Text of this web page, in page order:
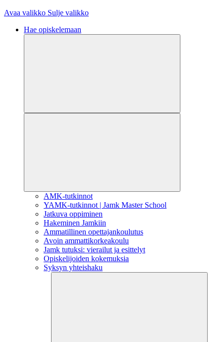
Avaa valikko Sulje valikko
Hae opiskelemaan
AMK-tutkinnot
YAMK-tutkinnot | Jamk Master School
Jatkuva oppiminen
Hakeminen Jamkiin
Ammatillinen opettajankoulutus
Avoin ammattikorkeakoulu
Jamk tutuksi: vierailut ja esittelyt
Opiskelijoiden kokemuksia
Syksyn yhteishaku